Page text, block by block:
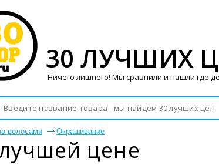
волосами Окрашивание
цене
30 ЛУЧШИХ
Ничего лишнего! Мы сравнили и нашли где